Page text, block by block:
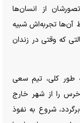
از انسان‌ها
آن‌ها تجربه‌اش شبیه
که وقتی در زندان
طور کلی، تیم سعی
را از شهر خارج
شروع به نفوذ